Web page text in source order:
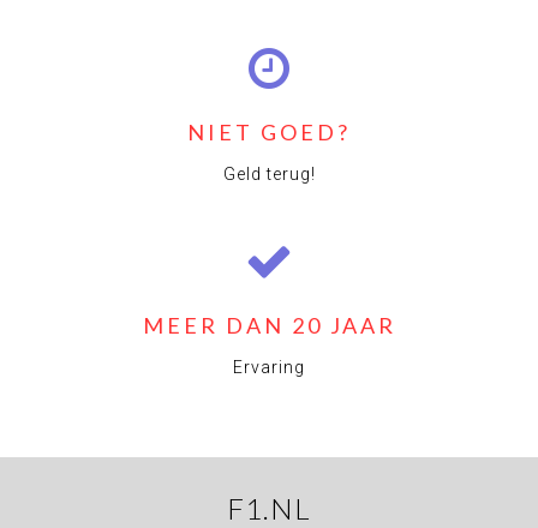
NIET GOED?
Geld terug!
MEER DAN 20 JAAR
Ervaring
F1.NL